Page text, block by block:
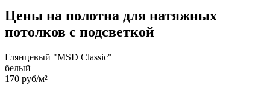
Цены на полотна для натяжных
потолков с подсветкой
Глянцевый "MSD Classic"
белый
170 руб/м²